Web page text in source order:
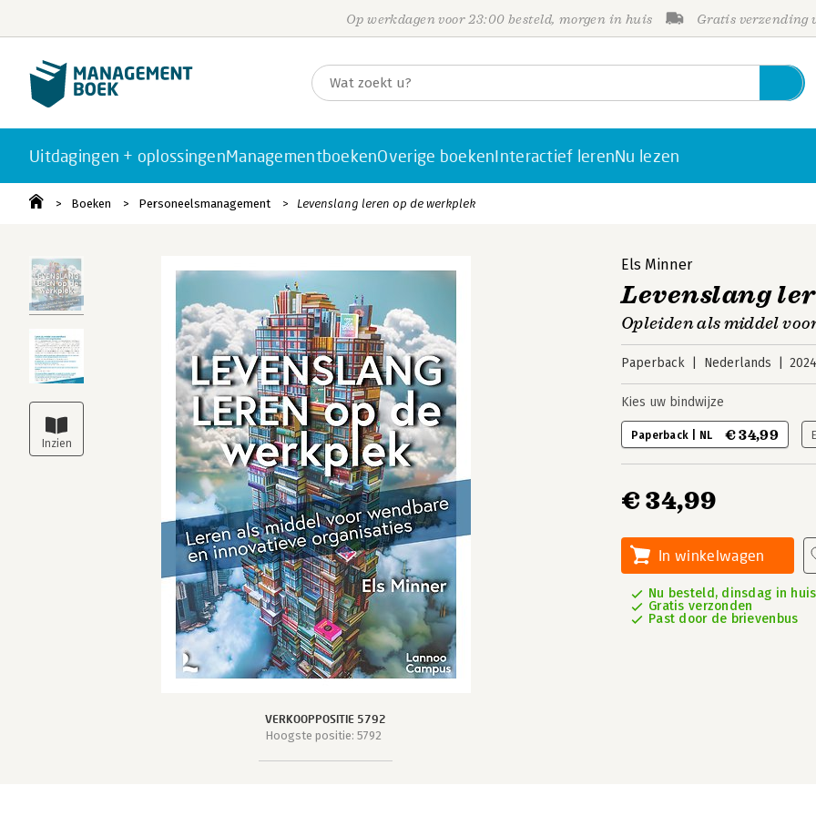
Op werkdagen voor 23:00 besteld, morgen in huis Gratis verzending
Uitdagingen + oplossingenManagementboekenOverige boekenInteractief lerenNu lezen
Boeken Personeelsmanagement Levenslang leren op de werkplek
VERKOOPPOSITIE 5792
Hoogste positie: 5792
Els Minner
Levenslang
Opleiden als middel
Paperback Nederlands 2024
Kies uw bindwijze
Paperback | NL € 34,99
€ 34,99
In winkelwagen
Nu besteld, dinsdag in huis
Gratis verzonden
Past door de brievenbus